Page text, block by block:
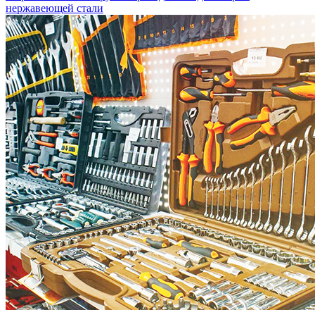
нержавеющей стали